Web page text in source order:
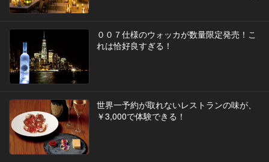
００７仕様のウォッカが数量限定発売！こ
れは恰好良すぎる！
世界一予約が取れないレストランの味が、
￥3,000で体験できる！